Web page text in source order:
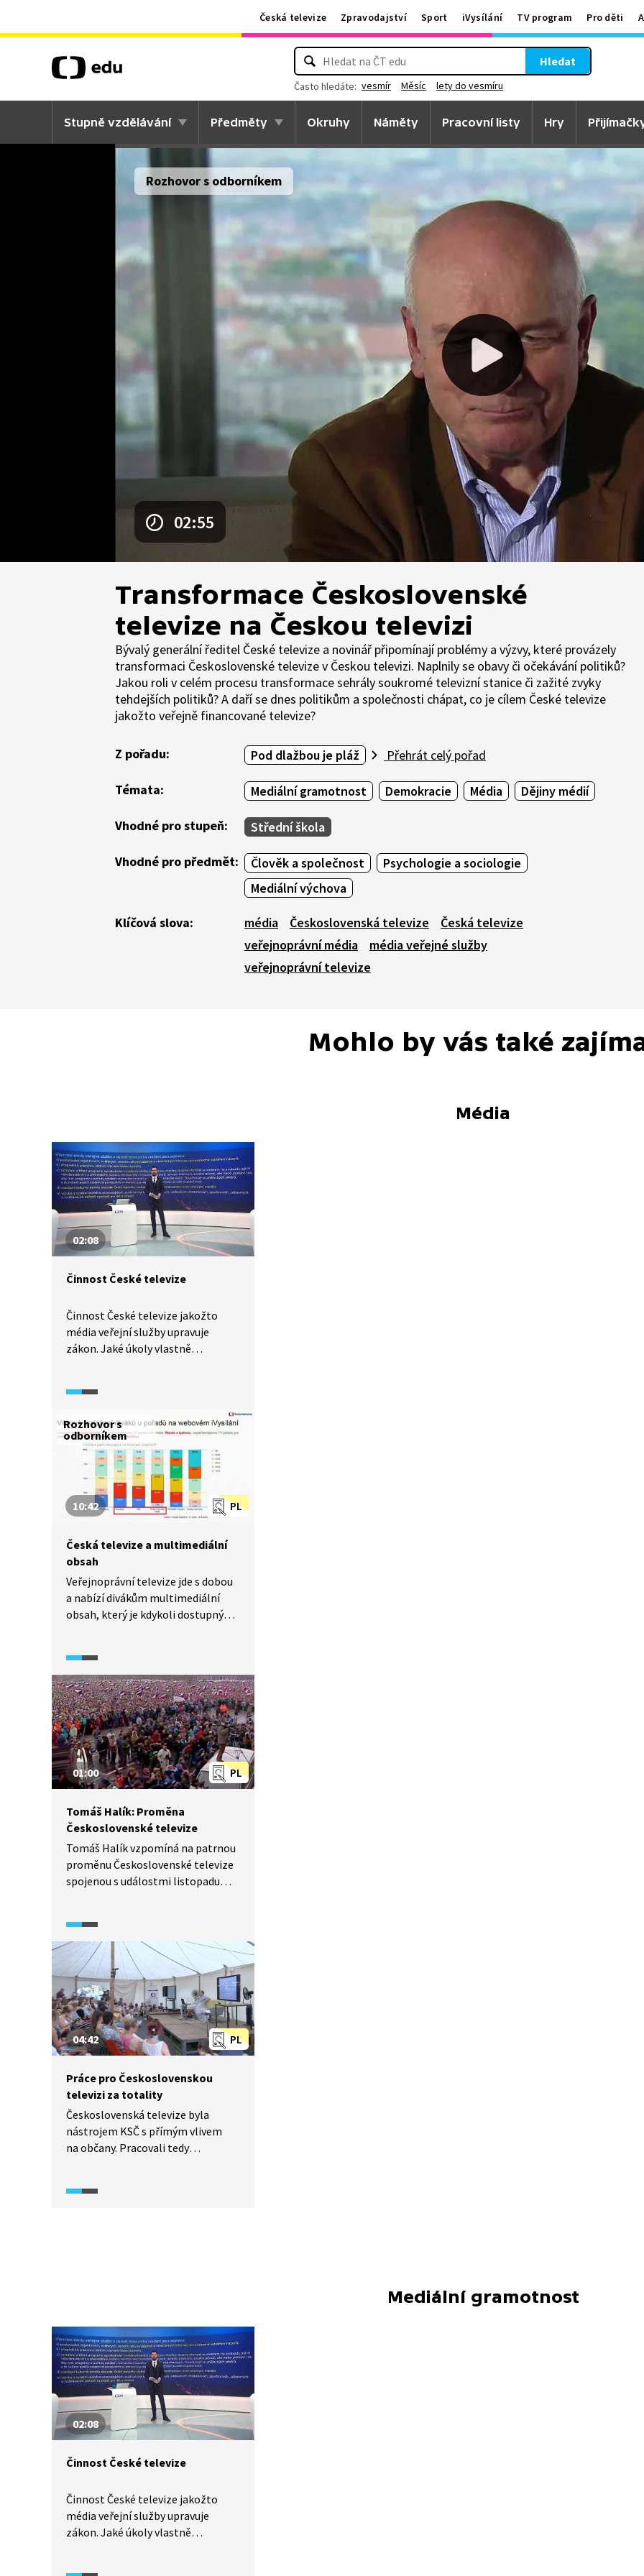
Česká televize Zpravodajství Sport iVysílání TV program Pro děti
Hledat
Často hledáte: vesmír Měsíc lety do vesmíru
Stupně vzdělávání Předměty Okruhy Náměty Pracovní listy Hry
02:55
Rozhovor s odborníkem
Transformace Československé
televize na Českou televizi
Bývalý generální ředitel České televize a novinář připomínají problémy a výzvy, které provázely
transformaci Československé televize v Českou televizi. Naplnily se obavy či očekávání politiků?
Jakou roli v celém procesu transformace sehrály soukromé televizní stanice či zažité zvyky
tehdejších politiků? A daří se dnes politikům a společnosti chápat, co je cílem České televize
jakožto veřejně financované televize?
Z pořadu: Pod dlažbou je pláž Přehrát celý pořad
Témata: Mediální gramotnost Demokracie Média Dějiny médií
Vhodné pro stupeň: Střední škola
Vhodné pro předmět: Člověk a společnost
Psychologie a sociologie
Mediální výchova
Klíčová slova: média Československá televize
Česká televize
veřejnoprávní média
média veřejné služby
veřejnoprávní televize
Mohlo by vás také
Média
02:08
Činnost České televize
Činnost České televize jakožto
média veřejní služby upravuje
zákon. Jaké úkoly vlastně
na našem území? Podívejte se
Rozhovor s
odborníkem
PL
10:42
Česká televize a multimediální
obsah
Veřejnoprávní televize jde s dobou
a nabízí divákům multimediální
obsah, který je kdykoli dostupný
přináší i autorskou tvorbu v režimu
online only. A co legislativa, myslí
na koncesionářské poplatky nebo
pravidla reklamy při sledování
online platformy veřejnoprávní
televize?
PL
01:00
Tomáš Halík: Proměna
Československé televize
Tomáš Halík vzpomíná na patrnou
proměnu Československé televize
spojenou s událostmi listopadu
vážně“?
PL
04:42
Práce pro Československou
televizi za totality
Československá televize byla
nástrojem KSČ s přímým vlivem
na občany. Pracovali tedy
pořadů příznivci režimu? Jak se
Mediální gramotnost
02:08
Činnost České televize
Činnost České televize jakožto
média veřejní služby upravuje
zákon. Jaké úkoly vlastně